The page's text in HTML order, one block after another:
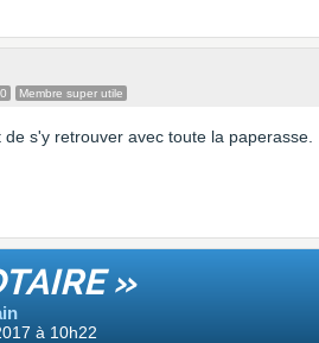
Membre super utile
s'y retrouver avec toute la paperasse.
»
à 10h22